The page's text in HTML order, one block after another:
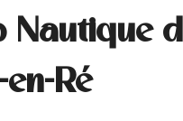
Nautique
Ré